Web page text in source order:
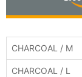
CHARCOAL / M
CHARCOAL / L